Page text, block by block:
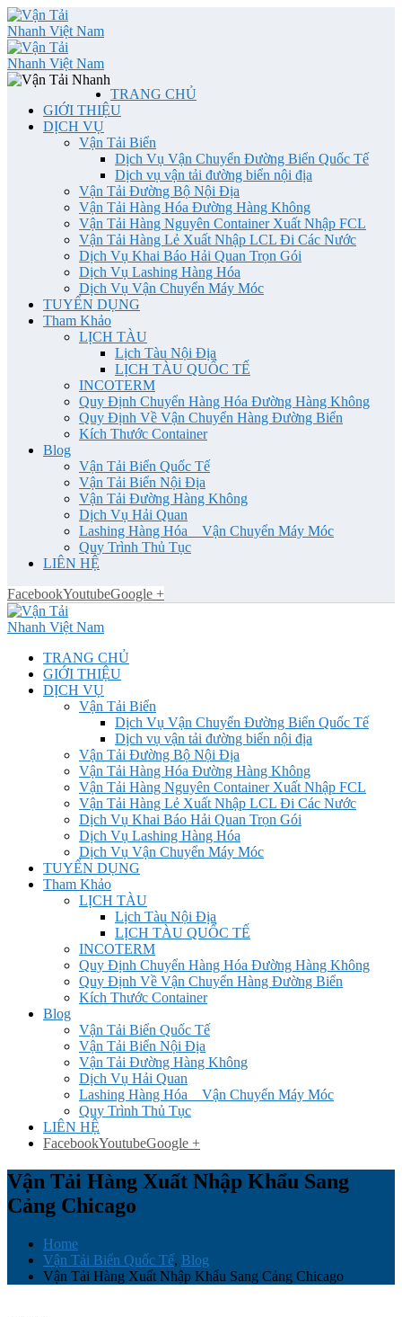
TRANG CHỦ
GIỚI THIỆU
DỊCH VỤ
Vận Tải Biển
Dịch Vụ Vận Chuyển Đường Biển Quốc Tế
Dịch vụ vận tải đường biển nội địa
Vận Tải Đường Bộ Nội Địa
Vận Tải Hàng Hóa Đường Hàng Không
Vận Tải Hàng Nguyên Container Xuất Nhập FCL
Vận Tải Hàng Lẻ Xuất Nhập LCL Đi Các Nước
Dịch Vụ Khai Báo Hải Quan Trọn Gói
Dịch Vụ Lashing Hàng Hóa
Dịch Vụ Vận Chuyển Máy Móc
TUYỂN DỤNG
Tham Khảo
LỊCH TÀU
Lịch Tàu Nội Địa
LỊCH TÀU QUỐC TẾ
INCOTERM
Quy Định Chuyển Hàng Hóa Đường Hàng Không
Quy Định Về Vận Chuyển Hàng Đường Biển
Kích Thước Container
Blog
Vận Tải Biển Quốc Tế
Vận Tải Biển Nội Địa
Vận Tải Đường Hàng Không
Dịch Vụ Hải Quan
Lashing Hàng Hóa _ Vận Chuyển Máy Móc
Quy Trình Thủ Tục
LIÊN HỆ
FacebookYoutubeGoogle +
TRANG CHỦ
GIỚI THIỆU
DỊCH VỤ
Vận Tải Biển
Dịch Vụ Vận Chuyển Đường Biển Quốc Tế
Dịch vụ vận tải đường biển nội địa
Vận Tải Đường Bộ Nội Địa
Vận Tải Hàng Hóa Đường Hàng Không
Vận Tải Hàng Nguyên Container Xuất Nhập FCL
Vận Tải Hàng Lẻ Xuất Nhập LCL Đi Các Nước
Dịch Vụ Khai Báo Hải Quan Trọn Gói
Dịch Vụ Lashing Hàng Hóa
Dịch Vụ Vận Chuyển Máy Móc
TUYỂN DỤNG
Tham Khảo
LỊCH TÀU
Lịch Tàu Nội Địa
LỊCH TÀU QUỐC TẾ
INCOTERM
Quy Định Chuyển Hàng Hóa Đường Hàng Không
Quy Định Về Vận Chuyển Hàng Đường Biển
Kích Thước Container
Blog
Vận Tải Biển Quốc Tế
Vận Tải Biển Nội Địa
Vận Tải Đường Hàng Không
Dịch Vụ Hải Quan
Lashing Hàng Hóa _ Vận Chuyển Máy Móc
Quy Trình Thủ Tục
LIÊN HỆ
FacebookYoutubeGoogle +
Vận Tải Hàng Xuất Nhập Khẩu Sang
Cảng Chicago
Home
Vận Tải Biển Quốc Tế, Blog
Vận Tải Hàng Xuất Nhập Khẩu Sang Cảng Chicago